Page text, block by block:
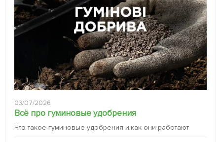
03/07/2026
Всё про гуминовые удобрения
Что такое гуминовые удобрения и как они работают